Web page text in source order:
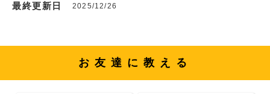
最終更新日 2025/12/26
お友達に教える